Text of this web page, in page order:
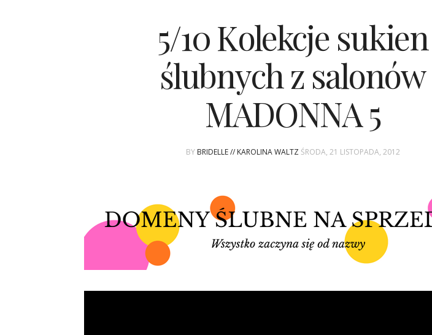
5/10 Kolekcje sukien
ślubnych z salonów
MADONNA 5
BY BRIDELLE // KAROLINA WALTZ ŚRODA, 21 LISTOPADA, 2012